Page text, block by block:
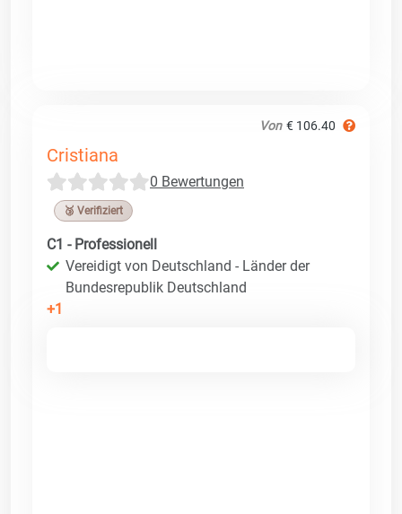
Von € 106.40
Cristiana
0 Bewertungen
🥉 Verifiziert
C1 - Professionell
Vereidigt von Deutschland - Länder der
Bundesrepublik Deutschland
+1